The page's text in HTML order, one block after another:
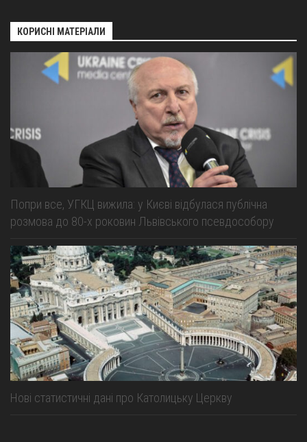
КОРИСНІ МАТЕРІАЛИ
Попри все, УГКЦ вижила: у Києві відбулася публічна
розмова до 80-х роковин Львівського псевдособору
Нові статистичні дані про Католицьку Церкву